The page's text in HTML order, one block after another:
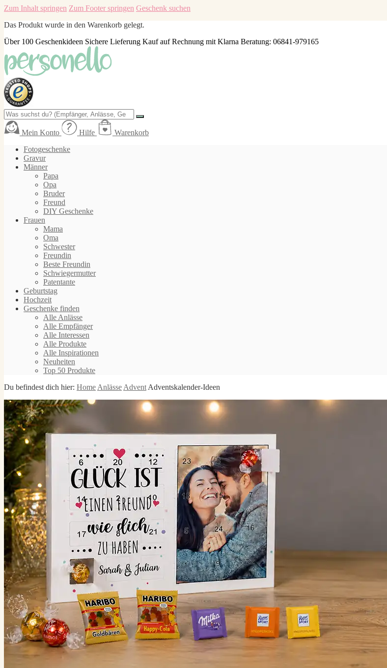
Zum Inhalt springen Zum Footer springen Geschenk suchen
Das Produkt wurde in den Warenkorb gelegt.
Über 100 Geschenkideen Sichere Lieferung Kauf auf Rechnung mit Klarna Beratung: 06841-979165
Mein Konto Hilfe
Warenkorb
Fotogeschenke
Gravur
Männer
Papa
Opa
Bruder
Freund
DIY Geschenke
Frauen
Mama
Oma
Schwester
Freundin
Beste Freundin
Schwiegermutter
Patentante
Geburtstag
Hochzeit
Geschenke finden
Alle Anlässe
Alle Empfänger
Alle Interessen
Alle Produkte
Alle Inspirationen
Neuheiten
Top 50 Produkte
Du befindest dich hier: Home Anlässe Advent Adventskalender-Ideen